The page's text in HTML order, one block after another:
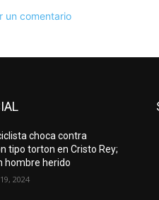
un comentario
choca contra
tipo torton en Cristo Rey;
hombre herido
2024